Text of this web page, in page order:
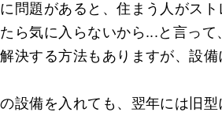
問題があると、住まう人がスト
ら気に入らないから...と言っ
決する方法もありますが、設
設備を入れても、翌年には旧